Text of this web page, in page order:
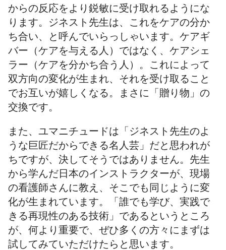
からの反応をより鋭敏に受け取れるようにな
ります。ジネスト先生は、これをケアの分か
ち合い、と呼んでいらっしゃいます。ケアギ
バー（ケアを与える人）ではなく、ケアシェ
ラー（ケアを分かち合う人）。これによって
双方向の変化が生まれ、それを受け取ること
でお互いが嬉しくなる。まさに「贈り物」の
交換です。
また、ユマニチュードは「ジネスト先生のよ
うな巨匠だからできる名人芸」だと思われが
ちですが、決してそうではありません。先生
から学んだ日本のインストラクターが、現場
の看護師さんに教え、そこでも同じように変
化が生まれています。「誰でも学び、実践で
きる再現性のある技術」であるというところ
が、何より重要で、ぜひ多くの方々にまずは
試してみていただけたらと思います。